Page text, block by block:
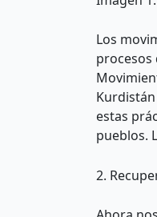
Los
procesos
estas
pueblos.
2.